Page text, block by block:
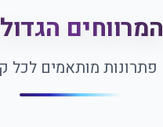
המרווחים
פתרונות מותאמים לכל